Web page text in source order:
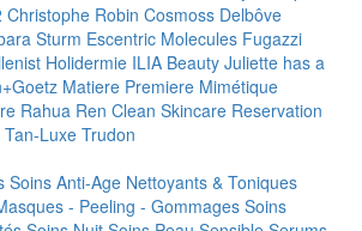
Christophe Robin Cosmoss Delbôve
Sturm Escentric Molecules Fugazzi
Holidermie ILIA Beauty Juliette has a
Matiere Premiere Mimétique
Rahua Ren Clean Skincare Reservation
Tan-Luxe Trudon
Soins Anti-Age Nettoyants & Toniques
- Peeling - Gommages Soins